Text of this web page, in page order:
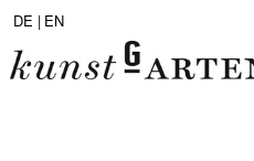
DE | EN